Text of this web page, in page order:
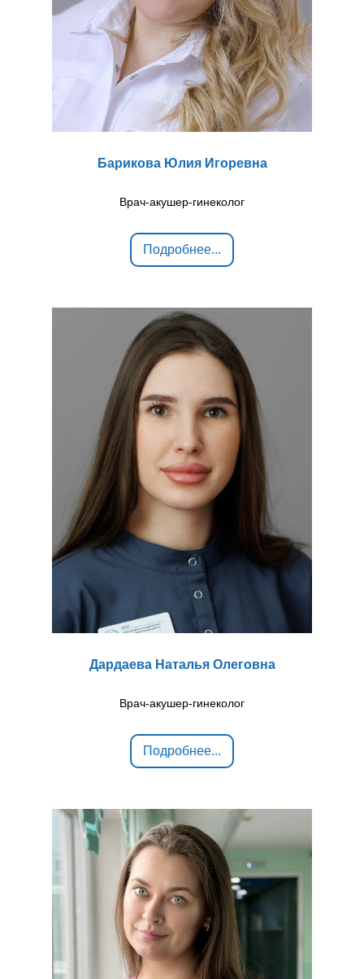
Барикова Юлия Игоревна
Врач-акушер-гинеколог
Подробнее...
Дардаева Наталья Олеговна
Врач-акушер-гинеколог
Подробнее...